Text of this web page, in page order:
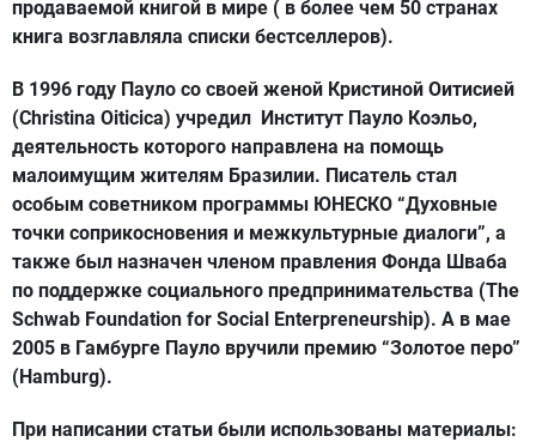
продаваемой книгой в мире ( в более чем 50 странах
книга возглавляла списки бестселлеров).
В 1996 году Пауло со своей женой Кристиной Оитисией
(Christina Oiticica) учредил Институт Пауло Коэльо,
деятельность которого направлена на помощь
малоимущим жителям Бразилии. Писатель стал
особым советником программы ЮНЕСКО “Духовные
точки соприкосновения и межкультурные диалоги”, а
также был назначен членом правления Фонда Шваба
по поддержке социального предпринимательства (The
Schwab Foundation for Social Enterpreneurship). А в мае
2005 в Гамбурге Пауло вручили премию “Золотое перо”
(Hamburg).
При написании статьи были использованы материалы: